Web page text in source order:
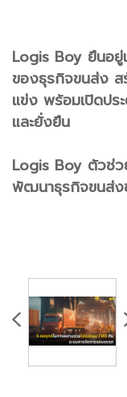
Logis Boy ยืนอ
ของธุรกิจขนส่ง สร้
แข่ง พร้อมเปิดปร
และยั่งยืน
Logis Boy ตัวช่ว
พัฒนาธุรกิจขนส่